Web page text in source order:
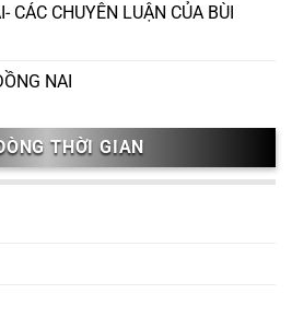
CÁC CHUYÊN LUẬN CỦA BÙI
NAI
THỜI GIAN